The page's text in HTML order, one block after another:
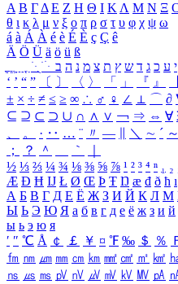
Α Β ΓΔ Ε Ζ Η Θ Ι ΚΛ Μ Ν Ξ
θ ι κ λ μ ν ξ ο π ρ σ τ υ φ χ ψ ω
á à Á À é è É È ç Ç ê
Ä Ö Ü ä ö ü ß
ִֶֹ ֻּ ׁׂ י ע כ ג ד ש ץ ת צ מ נ ה ב
‘ ’ “ ” 〔 〕 〈 〉 「 」 『 』
± × ÷ ≠ ≤ ≥ ∞ ∴ ♂ ♀ ∠ ⊥ ⌒ ∂
⊆ ⊇ ⊂ ⊃ ∪ ∩ ∧ ∨ ￢ ⇒ ⇔ ∀
、
。 · ‥ … ¨ 〃 ― ＼ ∼ ´ ～
；
？ ＾ ｀
½ ⅓ ⅔ ¼ ¾ ⅛ ⅜ ⅝ ⅞ ¹ ² ³ ⁴ ⁿ ₁ ₂
Æ Ð Ħ Ĳ Ł Ø Œ Þ Ŧ Ŋ æ đ ð ħ ı
А Б В Г Д Е Ё Ж З И Й К Л М
Ы Ь Э Ю Я а б в г д е ё ж з и й
ы ь э ю я
′ ″ ℃ Å ￠ ￡ ￥ ¤ ℉ ‰ ＄ ％
㎙ ㎚ ㎛ ㎜ ㎝ ㎞ ㎟ ㎠ ㎡ ㎢
㎱ ㎲ ㎳ ㎴ ㎵ ㎶ ㎷ ㎸ ㎹ ㎀